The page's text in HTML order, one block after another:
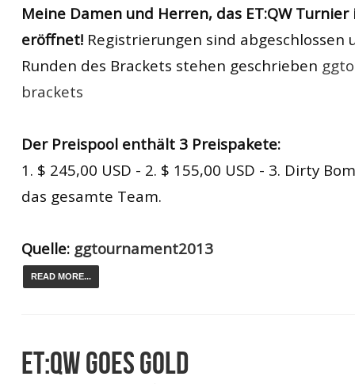
Meine Damen und Herren, das ET:QW Turnier
eröffnet! Registrierungen sind abgeschlossen
Runden des Brackets stehen geschrieben
brackets
Der Preispool enthält 3 Preispakete:
1 . $ 245,00 USD - 2. $ 155,00 USD - 3. Dirty
das gesamte Team.
Quelle: ggtournament2013
READ MORE...
ET:QW GOES GOLD